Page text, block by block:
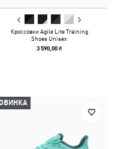
Кроссовки Agile Lite Training
Shoes Unisex
3 590,00 ₴